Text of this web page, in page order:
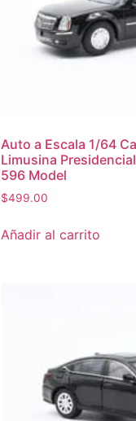
Auto a Escala 1/64
Limusina
596 Model
$499.00
Añadir al carrito